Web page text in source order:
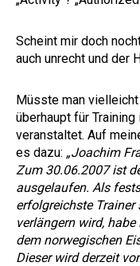
Scheint mir doch
auch unrecht und der
Müsste man
überhaupt für
veranstaltet. Auf
es dazu: „Joachim
Zum 30.06.2007 ist
ausgelaufen. Als
erfolgreichste
verlängern wird,
dem norwegischen
Dieser wird derzeit